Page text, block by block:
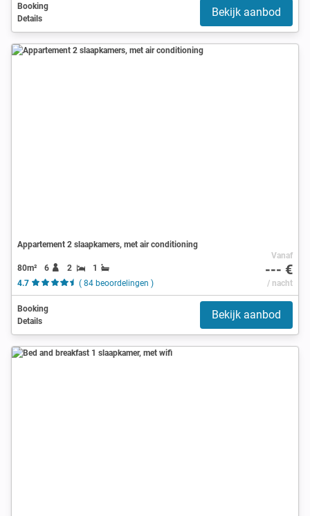
Booking
Details
Bekijk aanbod
Appartement 2 slaapkamers, met air conditioning
80m² 6 2
1
4.7
( 84 beoordelingen )
Vanaf
--- €
/ nacht
Booking
Details
Bekijk aanbod